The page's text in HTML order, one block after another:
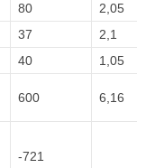
80
2,05
37
2,1
40 1,05
600 6,16
-721